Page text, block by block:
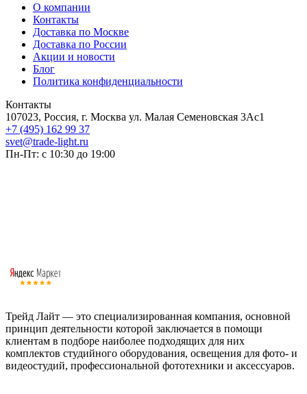
О компании
Контакты
Доставка по Москве
Доставка по России
Акции и новости
Блог
Политика конфиденциальности
Контакты
107023, Россия, г. Москва ул. Малая Семеновская 3Ас1
+7 (495) 162 99 37
svet@trade-light.ru
Пн-Пт: с 10:30 до 19:00
Трейд Лайт — это специализированная компания, основной
принцип деятельности которой заключается в помощи
клиентам в подборе наиболее подходящих для них
комплектов студийного оборудования, освещения для фото- и
видеостудий, профессиональной фототехники и аксессуаров.